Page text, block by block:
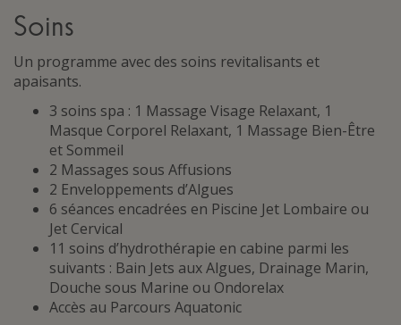
Soins
Un programme avec des soins revitalisants et
apaisants.
3 soins spa : 1 Massage Visage Relaxant, 1
Masque Corporel Relaxant, 1 Massage Bien-Être
et Sommeil
2 Massages sous Affusions
2 Enveloppements d’Algues
6 séances encadrées en Piscine Jet Lombaire ou
Jet Cervical
11 soins d’hydrothérapie en cabine parmi les
suivants : Bain Jets aux Algues, Drainage Marin,
Douche sous Marine ou Ondorelax
Accès au Parcours Aquatonic